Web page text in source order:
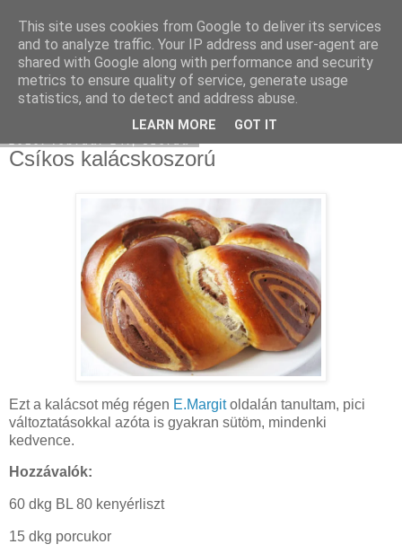
Moha Konyha
Csíkos kalácskoszorú
Ezt a kalácsot még régen E.Margitoldalán tanultam, pici
változtatásokkal azóta is gyakran sütöm, mindenki
kedvence.
Hozzávalók:
60 dkg BL 80 kenyérliszt
15 dkg porcukor
This site uses cookies from Google to deliver its services
and to analyze traffic. Your IP address and user-agent are
shared with Google along with performance and security
metrics to ensure quality of service, generate usage
statistics, and to detect and address abuse.
LEARN MORE GOT IT